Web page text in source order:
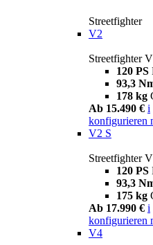
Streetfighter
V2
Streetfighter
120 PS
93,3
178 kg
Ab 15.490 € i
konfigurieren
V2 S
Streetfighter
120 PS
93,3
175 kg
Ab 17.990 € i
konfigurieren
V4